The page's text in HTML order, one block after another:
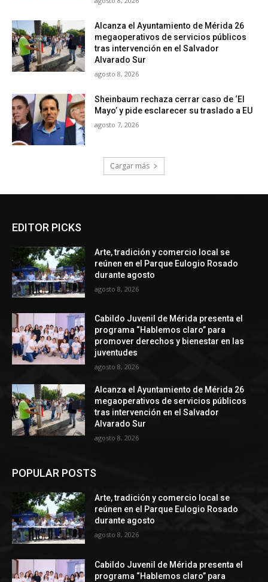
Alcanza el Ayuntamiento de Mérida 26
megaoperativos de servicios públicos
tras intervención en el Salvador
Alvarado Sur
agosto 8, 2026
Sheinbaum rechaza cerrar caso de ‘El
Mayo’ y pide esclarecer su traslado a EU
agosto 7, 2026
Cargar más
EDITOR PICKS
Arte, tradición y comercio local se
reúnen en el Parque Eulogio Rosado
durante agosto
agosto 8, 2026
Cabildo Juvenil de Mérida presenta el
programa “Hablemos claro” para
promover derechos y bienestar en las
juventudes
agosto 8, 2026
Alcanza el Ayuntamiento de Mérida 26
megaoperativos de servicios públicos
tras intervención en el Salvador
Alvarado Sur
agosto 8, 2026
POPULAR POSTS
Arte, tradición y comercio local se
reúnen en el Parque Eulogio Rosado
durante agosto
agosto 8, 2026
Cabildo Juvenil de Mérida presenta el
programa “Hablemos claro” para